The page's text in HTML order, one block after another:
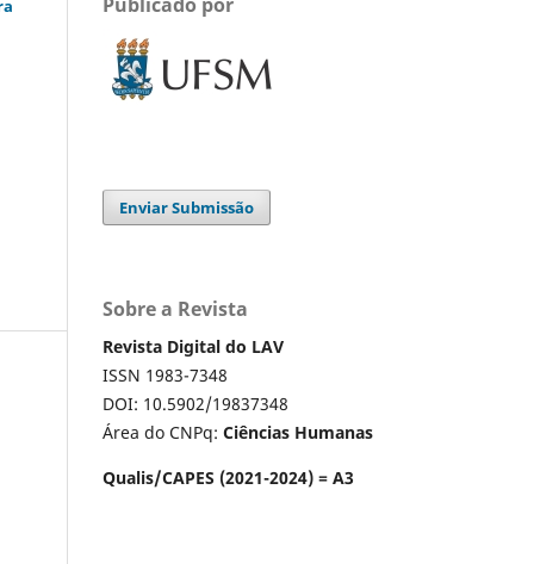
Enviar Submissão
Sobre a Revista
Revista Digital do LAV
ISSN 1983-7348
DOI: 10.5902/19837348
Área do CNPq: Ciências Humanas
Qualis/CAPES (2021-2024) = A3